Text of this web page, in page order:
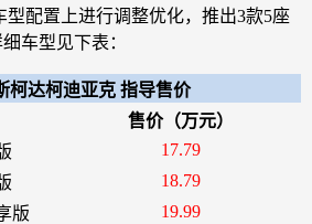
型配置上进行调整优化，推出3款5座
车型见下表：
柯达柯迪亚克 指导售价
售价（万元）
17.79
18.79
版
19.99